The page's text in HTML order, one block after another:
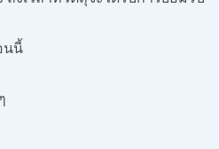
นนี้